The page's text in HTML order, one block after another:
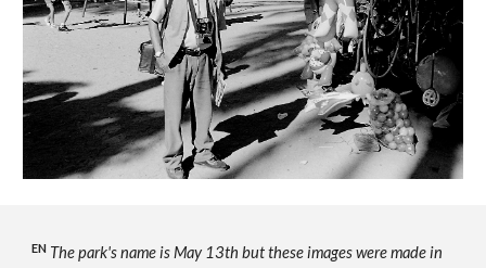
EN The park's name is May 13th but these images were made in